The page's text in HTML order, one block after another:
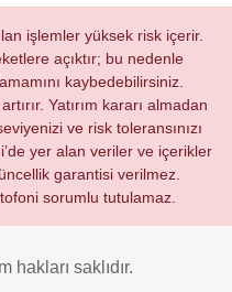
işlemler yüksek risk içerir.
açıktır; bu nedenle
kaybedebilirsiniz.
Yatırım kararı almadan
ve risk toleransınızı
yer alan veriler ve içerikler
garantisi verilmez.
sorumlu tutulamaz.
saklıdır.